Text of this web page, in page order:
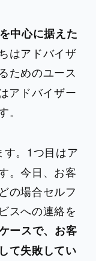
中心に据えた
はアドバイザ
ためのユース
アドバイザー
す。1つ目はア
。今日、お客
の場合セルフ
スへの連絡を
ースで、お客
て失敗してい